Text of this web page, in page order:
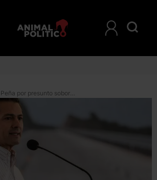
EU investiga a Peña por presunto soborno en Pemex; “será tratado igual que otros inculpados”, dice AMLO